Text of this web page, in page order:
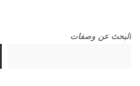
البحث عن وصفات